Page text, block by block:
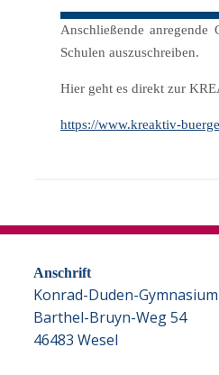
Anschließende anregende
Schulen auszuschreiben.
Hier geht es direkt zur
https://www.kreaktiv-
Anschrift
Konrad-Duden-Gymnasium
Barthel-Bruyn-Weg 54
46483 Wesel